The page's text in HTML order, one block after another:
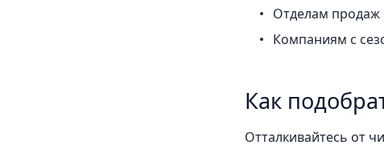
Отделам продаж
Компаниям с
Как
Отталкивайтесь от